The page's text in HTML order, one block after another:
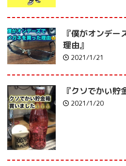
『僕がオンデー
理由』
2021/1/21
『クソでかい貯
2021/1/20